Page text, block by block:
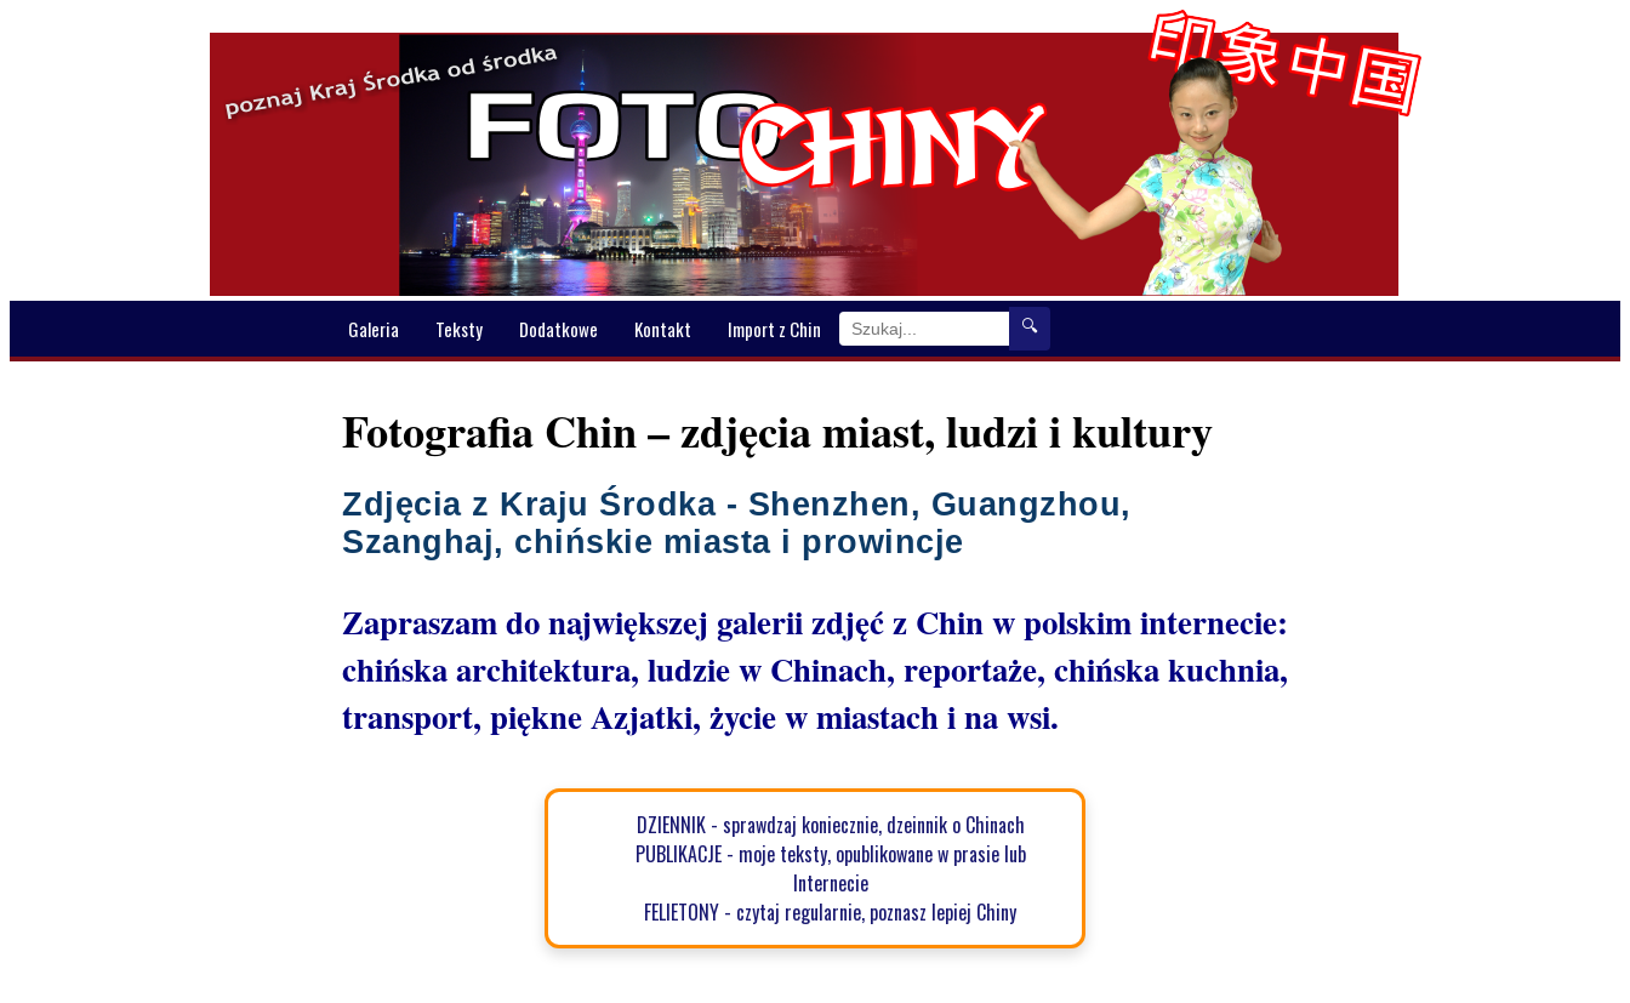
Galeria Teksty Dodatkowe Kontakt Import z Chin 🔍
Fotografia Chin – zdjęcia miast, ludzi i kultury
Zdjęcia z Kraju Środka - Shenzhen, Guangzhou,
Szanghaj, chińskie miasta i prowincje
Zapraszam do największej galerii zdjęć z Chin w polskim internecie:
chińska architektura, ludzie w Chinach, reportaże, chińska kuchnia,
transport, piękne Azjatki, życie w miastach i na wsi.
DZIENNIK - sprawdzaj koniecznie, dzeinnik o Chinach
PUBLIKACJE - moje teksty, opublikowane w prasie lub
Internecie
FELIETONY - czytaj regularnie, poznasz lepiej Chiny